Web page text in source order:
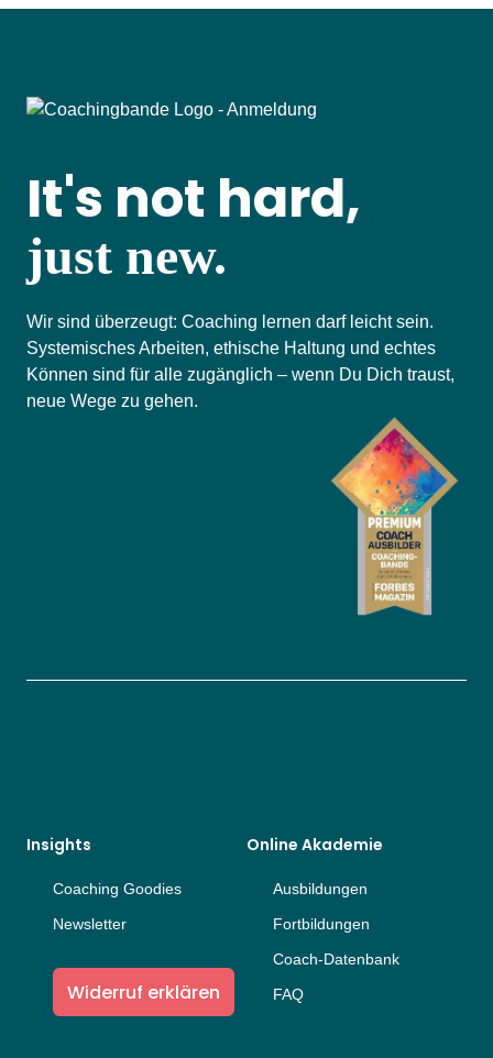
It's not hard,
just new.
Wir sind überzeugt: Coaching lernen darf leicht sein.
Systemisches Arbeiten, ethische Haltung und echtes
Können sind für alle zugänglich – wenn Du Dich traust,
neue Wege zu gehen.
Insights
Coaching Goodies
Newsletter
Widerruf erklären
Online Akademie
Ausbildungen
Fortbildungen
Coach-Datenbank
FAQ